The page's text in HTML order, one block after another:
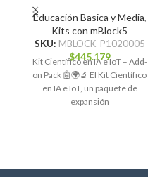
Educación Basica y Media,
Kits con mBlock5
SKU: MBLOCK-P1020005
$445.179
Kit Científico en IA e IoT – Add-
on Pack 🤖🌍🔬 El Kit Científico
en IA e IoT, un paquete de
expansión